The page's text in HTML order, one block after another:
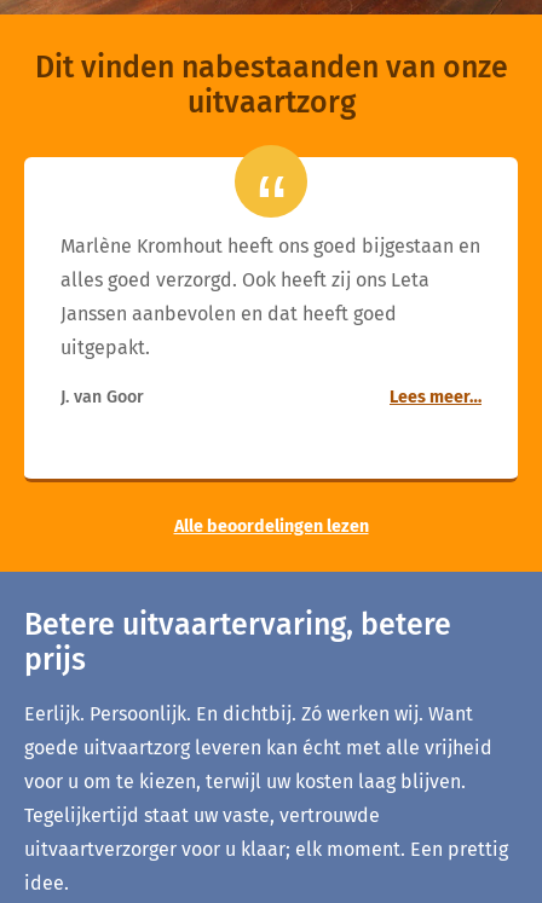
Dit vinden nabestaanden van onze
uitvaartzorg
Marlène Kromhout heeft ons goed bijgestaan en
alles goed verzorgd. Ook heeft zij ons Leta
Janssen aanbevolen en dat heeft goed
uitgepakt.
J. van Goor Lees meer…
Alle beoordelingen lezen
Betere uitvaartervaring, betere
prijs
Eerlijk. Persoonlijk. En dichtbij. Zó werken wij. Want
goede uitvaartzorg leveren kan écht met alle vrijheid
voor u om te kiezen, terwijl uw kosten laag blijven.
Tegelijkertijd staat uw vaste, vertrouwde
uitvaartverzorger voor u klaar; elk moment. Een prettig
idee.